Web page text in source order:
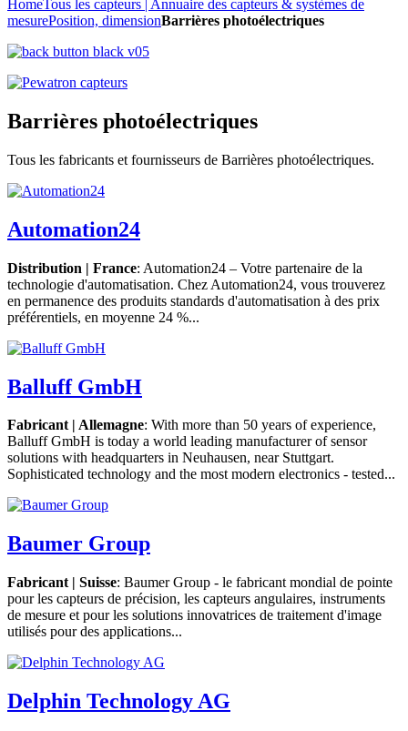
HomeTous les capteurs | Annuaire des capteurs & systèmes de
mesurePosition, dimensionBarrières photoélectriques
Barrières photoélectriques
Tous les fabricants et fournisseurs de Barrières photoélectriques.
Automation24
Distribution | France: Automation24 – Votre partenaire de la
technologie d'automatisation. Chez Automation24, vous trouverez
en permanence des produits standards d'automatisation à des prix
préférentiels, en moyenne 24 %...
Balluff GmbH
Fabricant | Allemagne: With more than 50 years of experience,
Balluff GmbH is today a world leading manufacturer of sensor
solutions with headquarters in Neuhausen, near Stuttgart.
Sophisticated technology and the most modern electronics - tested...
Baumer Group
Fabricant | Suisse: Baumer Group - le fabricant mondial de pointe
pour les capteurs de précision, les capteurs angulaires, instruments
de mesure et pour les solutions innovatrices de traitement d'image
utilisés pour des applications...
Delphin Technology AG